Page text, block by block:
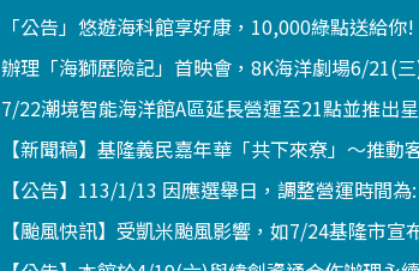
「公告」悠遊海科館享好康，10,000綠點送給你!
辦理「海獅歷險記」首映會，8K海洋劇場6/21(
7/22潮境智能海洋館A區延長營運至21點並推出
【新聞稿】基隆義民嘉年華「共下來尞」～推
【公告】113/1/13 因應選舉日，調整營運時間
【颱風快訊】受凱米颱風影響，如7/24基隆市宣